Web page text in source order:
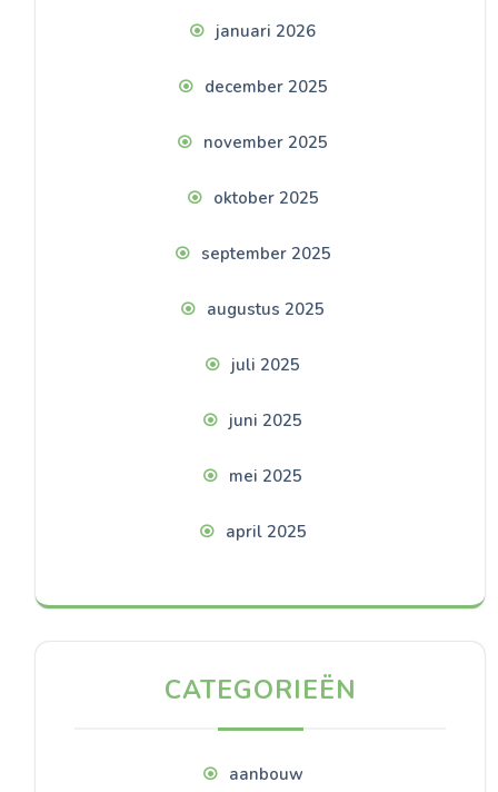
januari 2026
december 2025
november 2025
oktober 2025
september 2025
augustus 2025
juli 2025
juni 2025
mei 2025
april 2025
CATEGORIEËN
aanbouw